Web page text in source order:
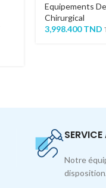
Equipements
Chirurgical
3,998.400TND
SERVICE
Notre
disposition.